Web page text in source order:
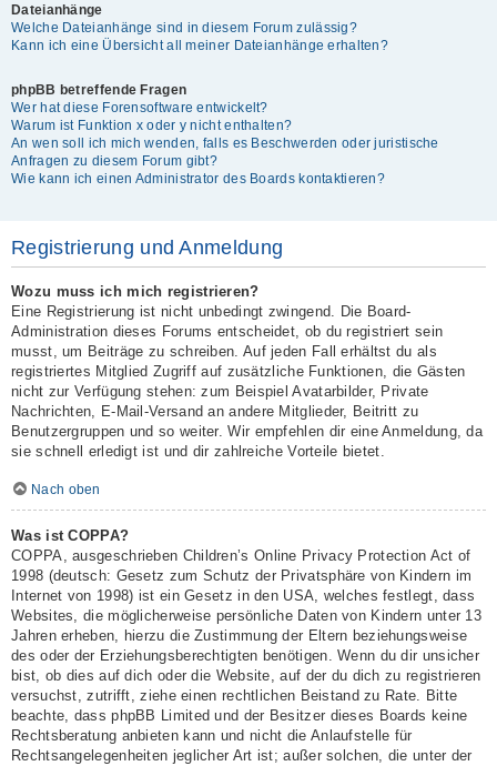
Dateianhänge
Welche Dateianhänge sind in diesem Forum zulässig?
Kann ich eine Übersicht all meiner Dateianhänge erhalten?
phpBB betreffende Fragen
Wer hat diese Forensoftware entwickelt?
Warum ist Funktion x oder y nicht enthalten?
An wen soll ich mich wenden, falls es Beschwerden oder juristische
Anfragen zu diesem Forum gibt?
Wie kann ich einen Administrator des Boards kontaktieren?
Registrierung und Anmeldung
Wozu muss ich mich registrieren?
Eine Registrierung ist nicht unbedingt zwingend. Die Board-
Administration dieses Forums entscheidet, ob du registriert sein
musst, um Beiträge zu schreiben. Auf jeden Fall erhältst du als
registriertes Mitglied Zugriff auf zusätzliche Funktionen, die Gästen
nicht zur Verfügung stehen: zum Beispiel Avatarbilder, Private
Nachrichten, E-Mail-Versand an andere Mitglieder, Beitritt zu
Benutzergruppen und so weiter. Wir empfehlen dir eine Anmeldung, da
sie schnell erledigt ist und dir zahlreiche Vorteile bietet.
Nach oben
Was ist COPPA?
COPPA, ausgeschrieben Children’s Online Privacy Protection Act of
1998 (deutsch: Gesetz zum Schutz der Privatsphäre von Kindern im
Internet von 1998) ist ein Gesetz in den USA, welches festlegt, dass
Websites, die möglicherweise persönliche Daten von Kindern unter 13
Jahren erheben, hierzu die Zustimmung der Eltern beziehungsweise
des oder der Erziehungsberechtigten benötigen. Wenn du dir unsicher
bist, ob dies auf dich oder die Website, auf der du dich zu registrieren
versuchst, zutrifft, ziehe einen rechtlichen Beistand zu Rate. Bitte
beachte, dass phpBB Limited und der Besitzer dieses Boards keine
Rechtsberatung anbieten kann und nicht die Anlaufstelle für
Rechtsangelegenheiten jeglicher Art ist; außer solchen, die unter der